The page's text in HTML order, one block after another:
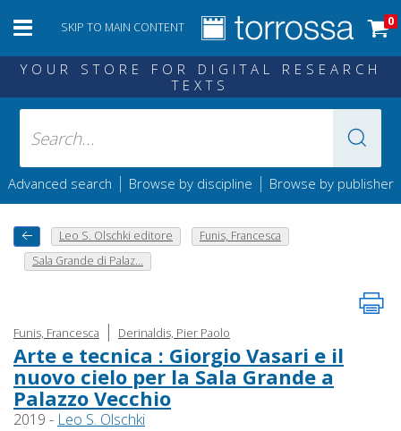
SKIP TO MAIN CONTENT 0
YOUR STORE FOR DIGITAL RESEARCH
TEXTS
Advanced search | Browse by discipline | Browse by publisher
Leo S. Olschki editore
Funis, Francesca
Sala Grande di Palaz...
Funis, Francesca | Derinaldis, Pier Paolo
Arte e tecnica : Giorgio Vasari e il
nuovo cielo per la Sala Grande a
Palazzo Vecchio
2019 - Leo S. Olschki